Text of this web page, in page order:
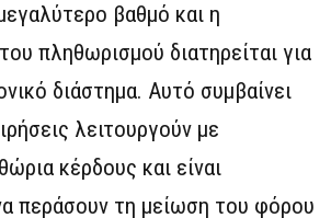
βαθμό και η
πληθωρισμού διατηρείται για
διάστημα. Αυτό συμβαίνει
λειτουργούν με
κέρδους και είναι
περάσουν τη μείωση του φόρου